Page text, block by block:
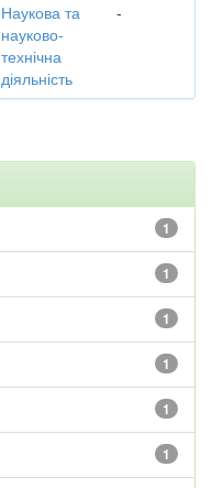
Наукова та
науково-
технічна
діяльність
-
1
1
1
1
1
1